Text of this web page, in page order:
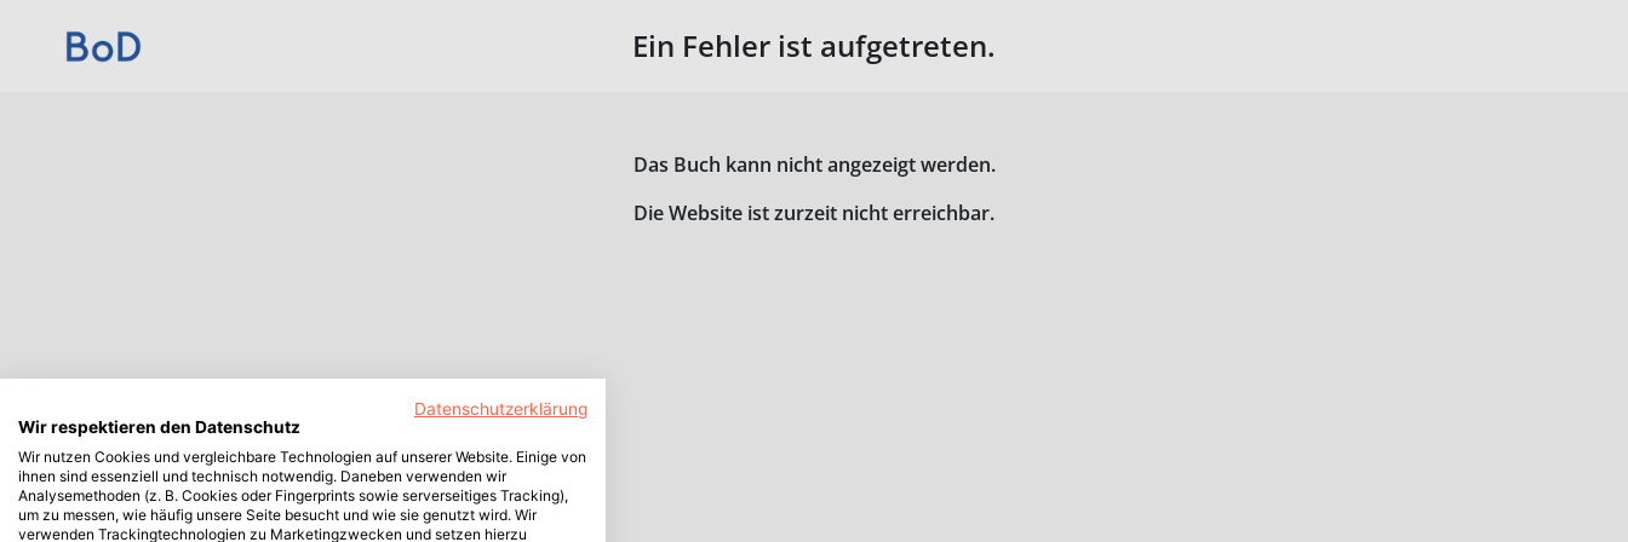
Ein Fehler ist aufgetreten.
Das Buch kann nicht angezeigt werden.
Die Website ist zurzeit nicht erreichbar.
Datenschutzerklärung
Wir respektieren den Datenschutz
Wir nutzen Cookies und vergleichbare Technologien auf unserer Website. Einige von
ihnen sind essenziell und technisch notwendig. Daneben verwenden wir
Analysemethoden (z. B. Cookies oder Fingerprints sowie serverseitiges Tracking),
um zu messen, wie häufig unsere Seite besucht und wie sie genutzt wird. Wir
verwenden Trackingtechnologien zu Marketingzwecken und setzen hierzu